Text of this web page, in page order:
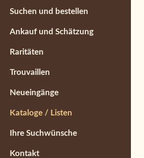
Suchen und bestellen
Ankauf und Schätzung
Raritäten
Trouvaillen
Neueingänge
Kataloge / Listen
Ihre Suchwünsche
Kontakt